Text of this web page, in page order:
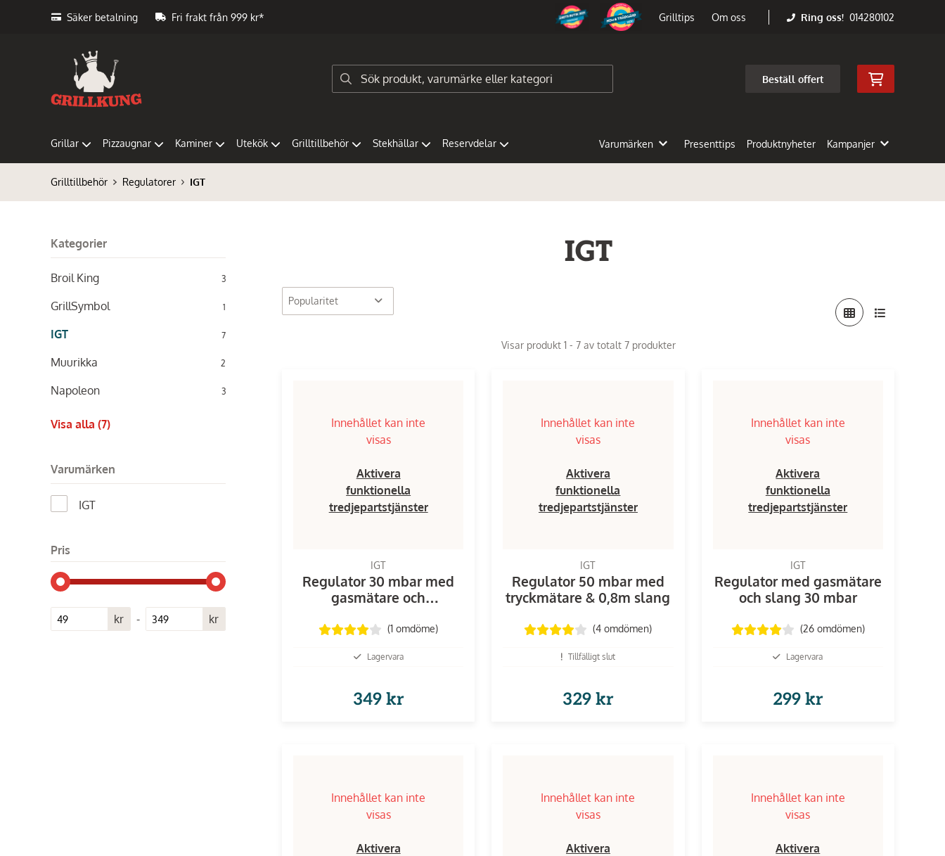
Säker betalning Fri frakt från 999 kr* Grilltips Om oss Ring oss! 014280102
Beställ offert
Grillar Pizzaugnar Kaminer Utekök Grilltillbehör Stekhällar Reservdelar Varumärken Presenttips Produktnyheter Kampanjer
Grilltillbehör Regulatorer IGT
Kategorier
Broil King 3
GrillSymbol 1
IGT 7
Muurikka 2
Napoleon 3
Visa alla (7)
Varumärken
IGT
Pris
kr - kr
IGT
Visar produkt 1 - 7 av totalt 7 produkter
Innehållet kan inte
visas
Aktivera
funktionella
tredjepartstjänster
IGT
Regulator 30 mbar med
gasmätare och
m (1omdöme)
Lagervara
349 kr
Innehållet kan inte
visas
Aktivera
funktionella
tredjepartstjänster
IGT
Regulator 50 mbar med
tryckmätare & 0,8m slang
(4omdömen)
Tillfälligt slut
329 kr
Innehållet kan inte
visas
Aktivera
funktionella
tredjepartstjänster
IGT
Regulator med gasmätare
och slang 30 mbar
(26 omdömen)
Lagervara
299 kr
Innehållet kan inte
visas
Aktivera
Innehållet kan inte
visas
Aktivera
Innehållet kan inte
visas
Aktivera